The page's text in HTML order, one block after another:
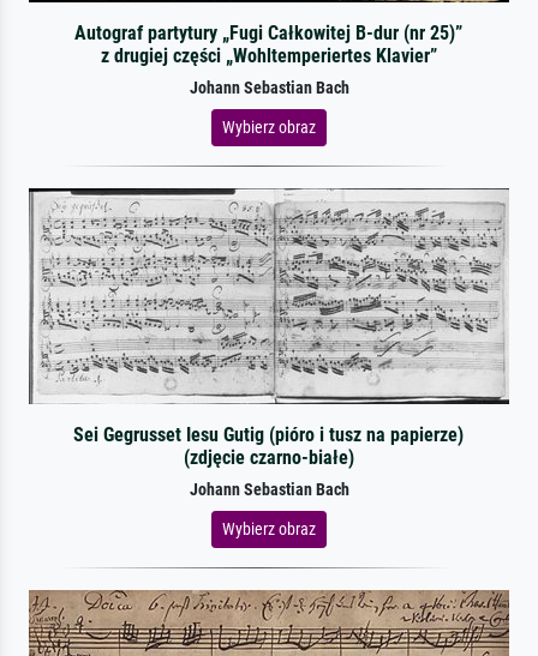
Autograf partytury „Fugi Całkowitej B-dur (nr 25)”
z drugiej części „Wohltemperiertes Klavier”
Johann Sebastian Bach
Wybierz obraz
Sei Gegrusset Iesu Gutig (pióro i tusz na papierze)
(zdjęcie czarno-białe)
Johann Sebastian Bach
Wybierz obraz